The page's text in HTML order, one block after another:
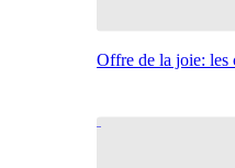
Offre de la joie: les